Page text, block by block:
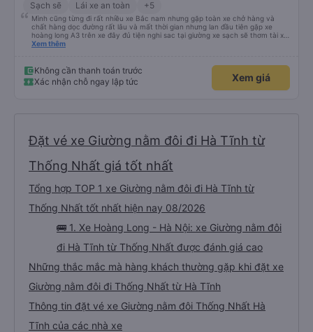
Sạch sẽ Lái xe an toàn +5
Mình cũng từng đi rất nhiều xe Bắc nam nhưng gặp toàn xe chở hàng và
chất hàng dọc đường rất lâu và mất thời gian nhưng lan đầu tiên gặp xe
hoàng long A3 trên xe đây đủ tiện nghi sac tại giường xe sạch sẽ thơm tài xế
lo xe thoải mái vui tính sẽ con ung hô nhe
Xem thêm
Không cần thanh toán trước
Xác nhận chỗ ngay lập tức
Xem giá
Đặt vé xe Giường nằm đôi đi Hà Tĩnh từ
Thống Nhất giá tốt nhất
Tổng hợp TOP 1 xe Giường nằm đôi đi Hà Tĩnh từ
Thống Nhất tốt nhất hiện nay 08/2026
🚌 1. Xe Hoàng Long - Hà Nội: xe Giường nằm đôi
đi Hà Tĩnh từ Thống Nhất được đánh giá cao
Những thắc mắc mà hàng khách thường gặp khi đặt xe
Giường nằm đôi đi Thống Nhất từ Hà Tĩnh
Thông tin đặt vé xe Giường nằm đôi Thống Nhất Hà
Tĩnh của các nhà xe